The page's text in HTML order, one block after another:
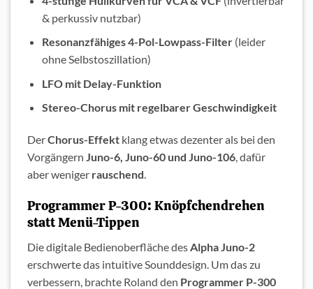
& perkussiv nutzbar)
Resonanzfähiges 4-Pol-Lowpass-Filter(leider
ohne Selbstoszillation)
LFO mit Delay-Funktion
Stereo-Chorus mit regelbarer Geschwindigkeit
DerChorus-Effekt klang etwas dezenter als bei den
Vorgängern Juno-6, Juno-60 und Juno-106, dafür
aber weniger rauschend.
Programmer P-300: Knöpfchendrehen
statt Menü-Tippen
Die digitale Bedienoberfläche des Alpha Juno-2
erschwerte das intuitive Sounddesign. Um das zu
verbessern, brachte Roland den Programmer P-300